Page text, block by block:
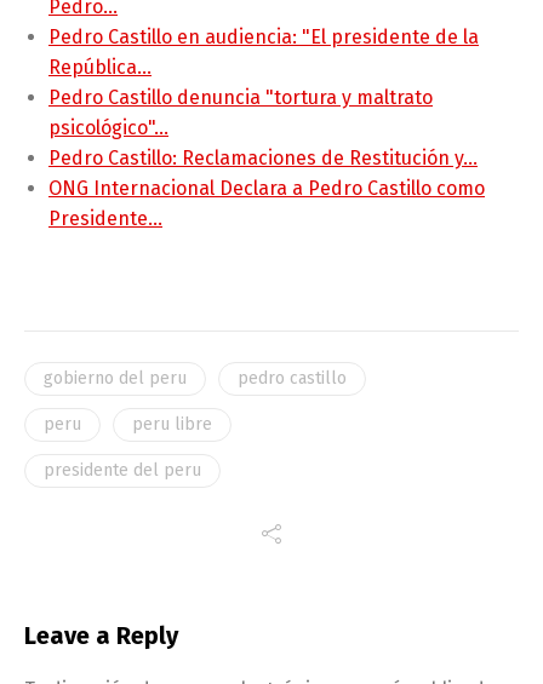
Pedro…
Pedro Castillo en audiencia: "El presidente de la
República…
Pedro Castillo denuncia "tortura y maltrato
psicológico"…
Pedro Castillo: Reclamaciones de Restitución y…
ONG Internacional Declara a Pedro Castillo como
Presidente…
gobierno del peru pedro castillo
peru peru libre
presidente del peru
Leave a Reply